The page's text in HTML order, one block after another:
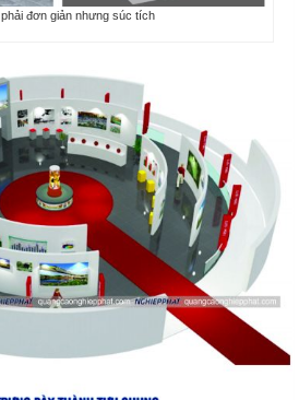
đơn giản nhưng súc tích